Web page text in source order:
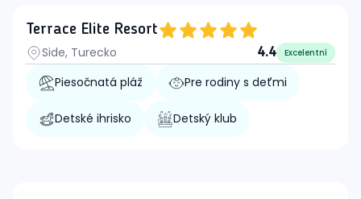
Terrace Elite Resort
Side, Turecko
4.4 Excelentní
Piesočnatá pláž Pre rodiny s deťmi
Detské ihrisko Detský klub